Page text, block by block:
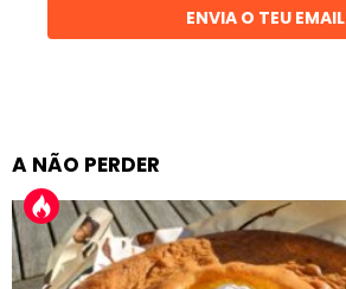
ENVIA O TEU EMAIL
A NÃO PERDER